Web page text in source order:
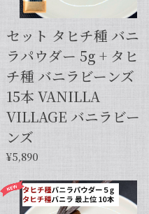
セット タヒチ種 バニ
ラパウダー 5g + タヒ
チ種 バニラビーンズ
15本 VANILLA
VILLAGE バニラビー
ンズ
¥5,890